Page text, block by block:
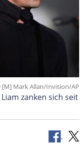
[M] Mark Allan/Invision/AP
zanken sich seit